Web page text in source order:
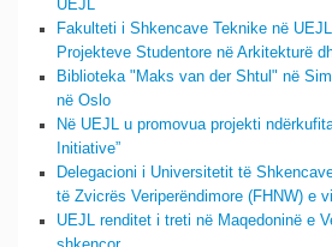
UEJL
Fakulteti i Shkencave Teknike në
Projekteve Studentore në Arkitekturë
Biblioteka "Maks van der Shtul" në
në Oslo
Në UEJL u promovua projekti
Initiative”
Delegacioni i Universitetit të
të Zvicrës Veriperëndimore (FHNW) e
UEJL renditet i treti në Maqedoninë e